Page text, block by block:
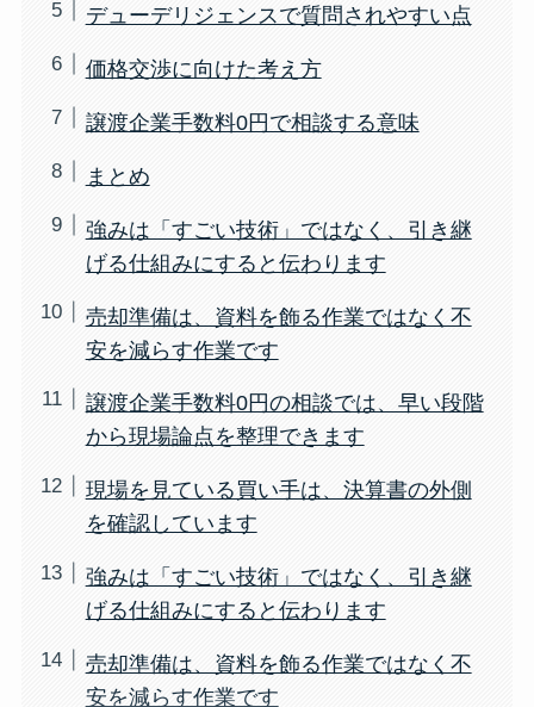
デューデリジェンスで質問されやすい点
価格交渉に向けた考え方
譲渡企業手数料0円で相談する意味
まとめ
強みは「すごい技術」ではなく、引き継
げる仕組みにすると伝わります
売却準備は、資料を飾る作業ではなく不
安を減らす作業です
譲渡企業手数料0円の相談では、早い段階
から現場論点を整理できます
現場を見ている買い手は、決算書の外側
を確認しています
強みは「すごい技術」ではなく、引き継
げる仕組みにすると伝わります
売却準備は、資料を飾る作業ではなく不
安を減らす作業です